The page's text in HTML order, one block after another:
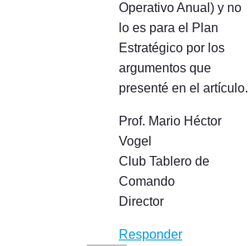
Operativo Anual) y no
lo es para el Plan
Estratégico por los
argumentos que
presenté en el artículo.
Prof. Mario Héctor
Vogel
Club Tablero de
Comando
Director
Responder